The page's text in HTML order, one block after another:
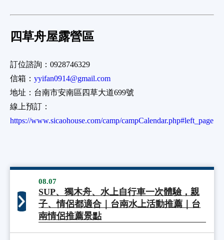
四草舟屋露營區
訂位諮詢：0928746329
信箱： yyifan0914@gmail.com
地址：台南市安南區四草大道699號
線上預訂：
https://www.sicaohouse.com/camp/campCalendar.php#left_page
08.07
SUP、獨木舟、水上自行車一次體驗，親
子、情侶都適合｜台南水上活動推薦｜台
南情侶推薦景點